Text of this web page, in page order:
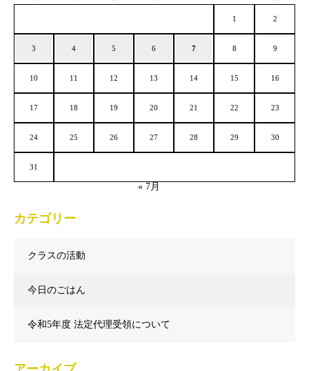
1 2
3 4 5 6 7 8 9
10 11 12 13 14 15 16
17 18 19 20 21 22 23
24 25 26 27 28 29 30
31
« 7月
カテゴリー
クラスの活動
今日のごはん
令和5年度 法定代理受領について